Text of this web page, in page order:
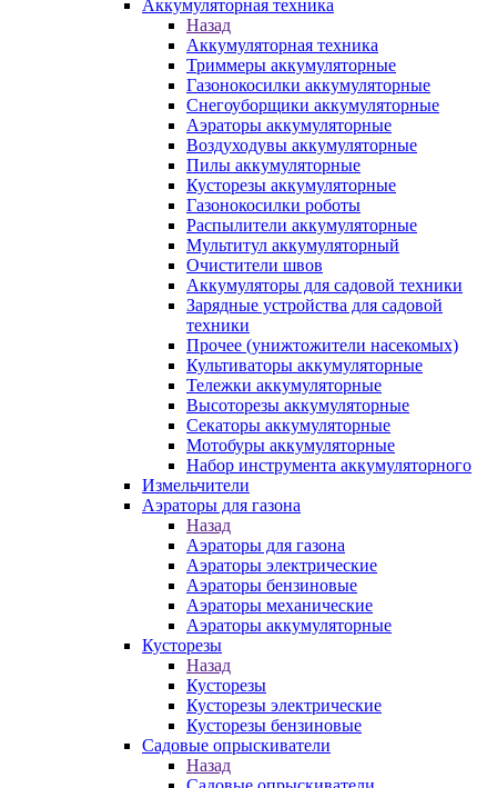
Аккумуляторная техника
Назад
Аккумуляторная техника
Триммеры аккумуляторные
Газонокосилки аккумуляторные
Снегоуборщики аккумуляторные
Аэраторы аккумуляторные
Воздуходувы аккумуляторные
Пилы аккумуляторные
Кусторезы аккумуляторные
Газонокосилки роботы
Распылители аккумуляторные
Мультитул аккумуляторный
Очистители швов
Аккумуляторы для садовой техники
Зарядные устройства для садовой
техники
Прочее (унижтожители насекомых)
Культиваторы аккумуляторные
Тележки аккумуляторные
Высоторезы аккумуляторные
Секаторы аккумуляторные
Мотобуры аккумуляторные
Набор инструмента аккумуляторного
Измельчители
Аэраторы для газона
Назад
Аэраторы для газона
Аэраторы электрические
Аэраторы бензиновые
Аэраторы механические
Аэраторы аккумуляторные
Кусторезы
Назад
Кусторезы
Кусторезы электрические
Кусторезы бензиновые
Садовые опрыскиватели
Назад